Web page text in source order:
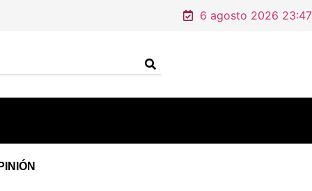
6 agosto 2026 23:47